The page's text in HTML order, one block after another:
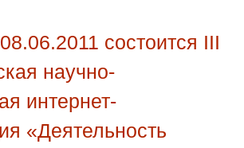
состоится III
научно-
интернет-
«Деятельность